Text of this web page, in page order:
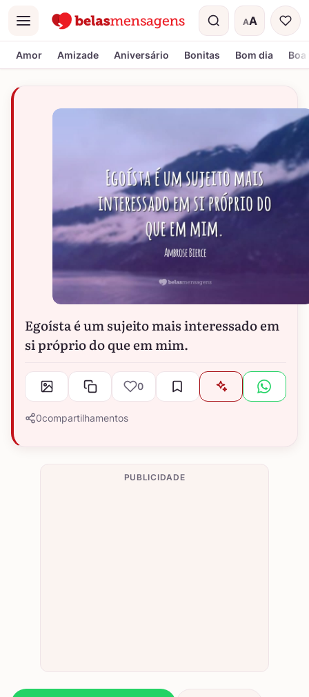
Menu AA
Tamanho do
Amor Amizade Aniversário Bonitas Bom dia
Egoísta é um sujeito mais interessado em
si próprio do que em mim.
0
0compartilhamentos
PUBLICIDADE